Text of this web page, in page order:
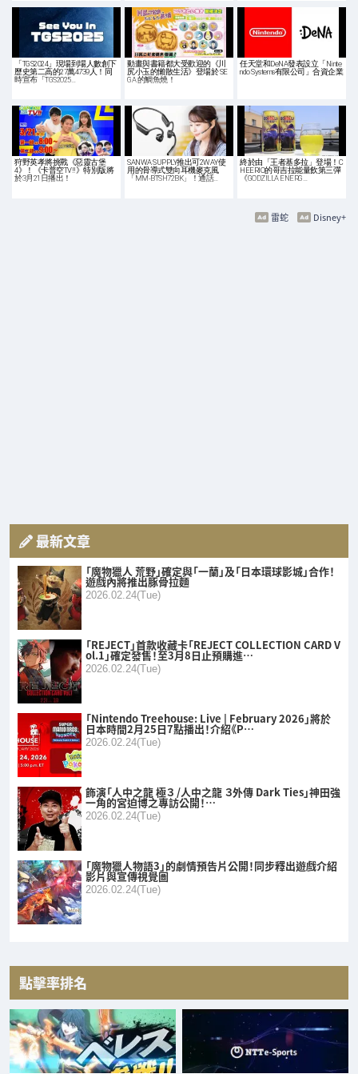
「TGS2024」現場到場人數創下
歷史第二高的27萬4739人！同
時宣布「TGS2025…
動畫與書籍都大受歡迎的《川
尻小玉的懶散生活》登場於 SE
GA 的鯛魚燒！
任天堂和DeNA發表設立「Ninte
ndo Systems有限公司」合資企業
狩野英孝將挑戰《惡靈古堡
4》！《卡普空TV!!》特別版將
於3月21日播出！
SANWA SUPPLY推出可2WAY使
用的骨導式雙向耳機麥克風
「MM-BTSH72BK」！通話…
終於由「王者基多拉」登場！C
HEERIO的哥吉拉能量飲第三彈
《GODZILLA ENERG…
Disney+
雷蛇
最新文章
「魔物獵人 荒野」確定與「一蘭」及「日本環球影城」合作！
遊戲內將推出豚骨拉麵
2026.02.24(Tue)
「REJECT」首款收藏卡「REJECT COLLECTION CARD V
ol.1」確定發售！至3月8日止預購進…
2026.02.24(Tue)
「Nintendo Treehouse: Live | February 2026」將於
日本時間2月25日7點播出！介紹《P…
2026.02.24(Tue)
飾演「人中之龍 極３ /人中之龍 ３外傳 Dark Ties」神田強
一角的宮迫博之專訪公開！…
2026.02.24(Tue)
「魔物獵人物語3」的劇情預告片公開！同步釋出遊戲介紹
影片與宣傳視覺圖
2026.02.24(Tue)
點擊率排名